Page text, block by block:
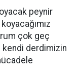
peynir
çok geç
kendi derdimizin